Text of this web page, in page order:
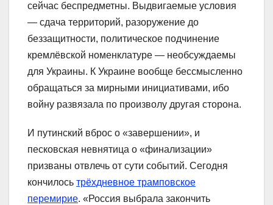
сейчас беспредметны. Выдвигаемые условия
— сдача территорий, разоружение до
беззащитности, политическое подчинение
кремлёвской номенклатуре — необсуждаемы
для Украины. К Украине вообще бессмысленно
обращаться за мирными инициативами, ибо
войну развязала по произволу другая сторона.
И путинский вброс о «завершении», и
песковская невнятица о «финализации»
призваны отвлечь от сути событий. Сегодня
кончилось трёхдневное трамповское
перемирие. «Россия выбрала закончить